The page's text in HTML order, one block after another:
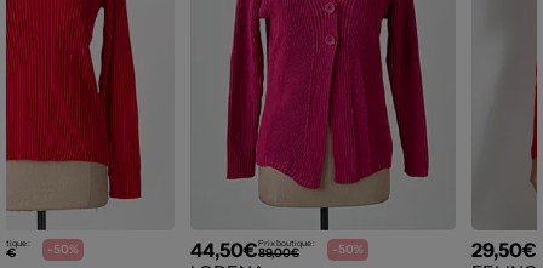
: -50% 44,50€Prix boutique :
89,00€ -50% 29,50€